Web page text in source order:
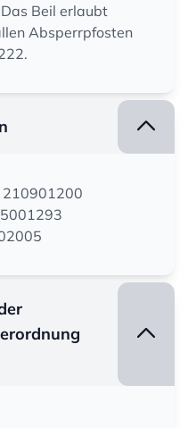
Beil erlaubt
Absperrpfosten
210901200